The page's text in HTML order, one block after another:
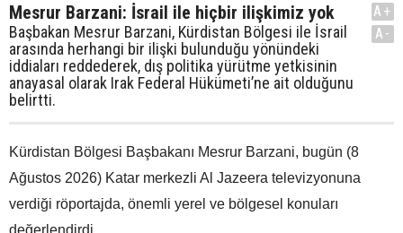
Mesrur Barzani: İsrail ile hiçbir ilişkimiz yok
Başbakan Mesrur Barzani, Kürdistan Bölgesi ile İsrail
arasında herhangi bir ilişki bulunduğu yönündeki
iddiaları reddederek, dış politika yürütme yetkisinin
anayasal olarak Irak Federal Hükümeti’ne ait olduğunu
belirtti.
A+
A-
Kürdistan Bölgesi Başbakanı Mesrur Barzani, bugün (8
Ağustos 2026) Katar merkezli Al Jazeera televizyonuna
verdiği röportajda, önemli yerel ve bölgesel konuları
değerlendirdi.